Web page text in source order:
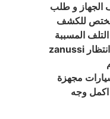
الجهاز و طلب
للكشف
المسببة
zanussi رقم واحد في مصر نحن في انتظار
مجهزة
اكمل وجه